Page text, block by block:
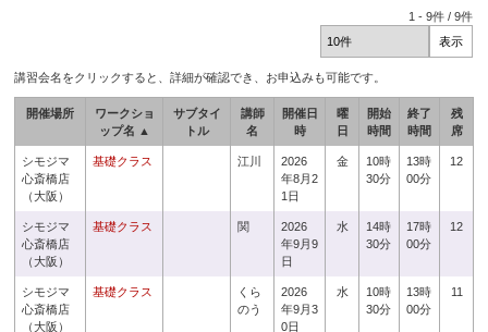
1 -9件 /9件
講習会名をクリックすると、詳細が確認でき、お申込みも可能です。
開催場所
ワークショ
ップ名 ▲
サブタイ
トル
講師
名
開催日
時
曜
日
開始
時間
終了
時間
残
席
シモジマ
心斎橋店
（大阪）
基礎クラス 江川
2026
年8月2
1日
金
10時
30分
13時
00分
12
シモジマ
心斎橋店
（大阪）
基礎クラス 関
2026
年9月9
日
水
14時
30分
17時
00分
12
シモジマ
心斎橋店
（大阪）
基礎クラス
くら
のう
2026
年9月3
0日
水
10時
30分
13時
00分
11